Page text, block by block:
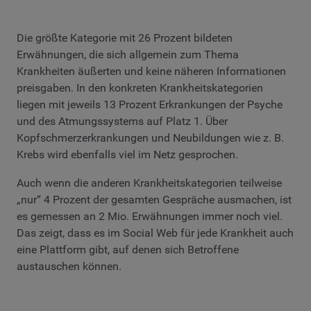
Die größte Kategorie mit 26 Prozent bildeten
Erwähnungen, die sich allgemein zum Thema
Krankheiten äußerten und keine näheren Informationen
preisgaben. In den konkreten Krankheitskategorien
liegen mit jeweils 13 Prozent Erkrankungen der Psyche
und des Atmungssystems auf Platz 1. Über
Kopfschmerzerkrankungen und Neubildungen wie z. B.
Krebs wird ebenfalls viel im Netz gesprochen.
Auch wenn die anderen Krankheitskategorien teilweise
„nur“ 4 Prozent der gesamten Gespräche ausmachen, ist
es gemessen an 2 Mio. Erwähnungen immer noch viel.
Das zeigt, dass es im Social Web für jede Krankheit auch
eine Plattform gibt, auf denen sich Betroffene
austauschen können.